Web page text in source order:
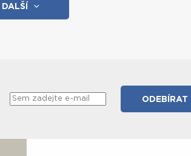
DALŠÍ